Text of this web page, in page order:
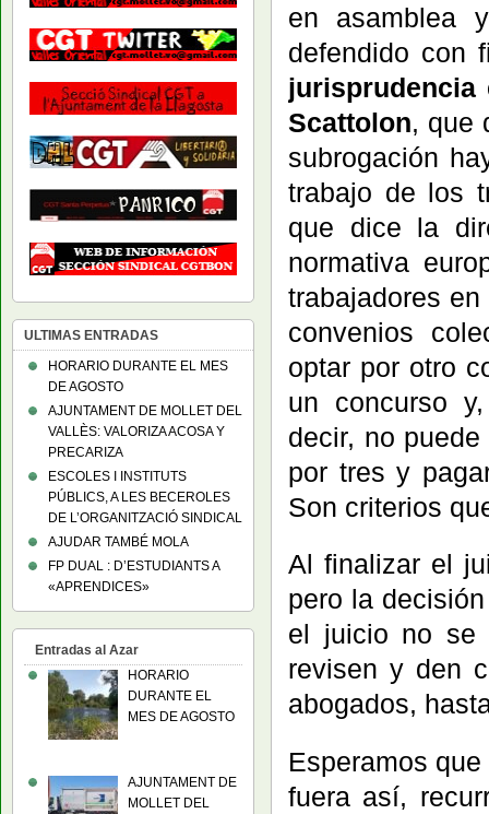
en asamblea
defendido con
jurisprudencia
Scattolon, que
subrogación
trabajo de los
que dice la
normativa
trabajadores
convenios
optar por otro
un concurso
decir, no
por tres y
Son criterios
Al finalizar el
pero la
el juicio no se
revisen y den
abogados,
Esperamos
fuera así,
ULTIMAS ENTRADAS
HORARIO DURANTE EL MES
DE AGOSTO
AJUNTAMENT DE MOLLET DEL
VALLÈS: VALORIZA ACOSA Y
PRECARIZA
ESCOLES I INSTITUTS
PÚBLICS, A LES BECEROLES
DE L’ORGANITZACIÓ SINDICAL
AJUDAR TAMBÉ MOLA
FP DUAL : D’ESTUDIANTS A
«APRENDICES»
Entradas al Azar
HORARIO
DURANTE EL
MES DE AGOSTO
AJUNTAMENT DE
MOLLET DEL